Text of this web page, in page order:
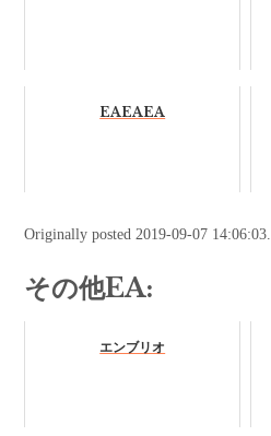
EAEAEA
Originally posted 2019-09-07 14:06:03.
その他EA:
エンブリオ